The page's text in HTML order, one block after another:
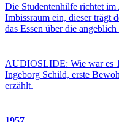
Die Studentenhilfe richtet
Imbissraum ein, dieser trägt
das Essen über die
AUDIOSLIDE: Wie war es
Ingeborg Schild, erste
erzählt.